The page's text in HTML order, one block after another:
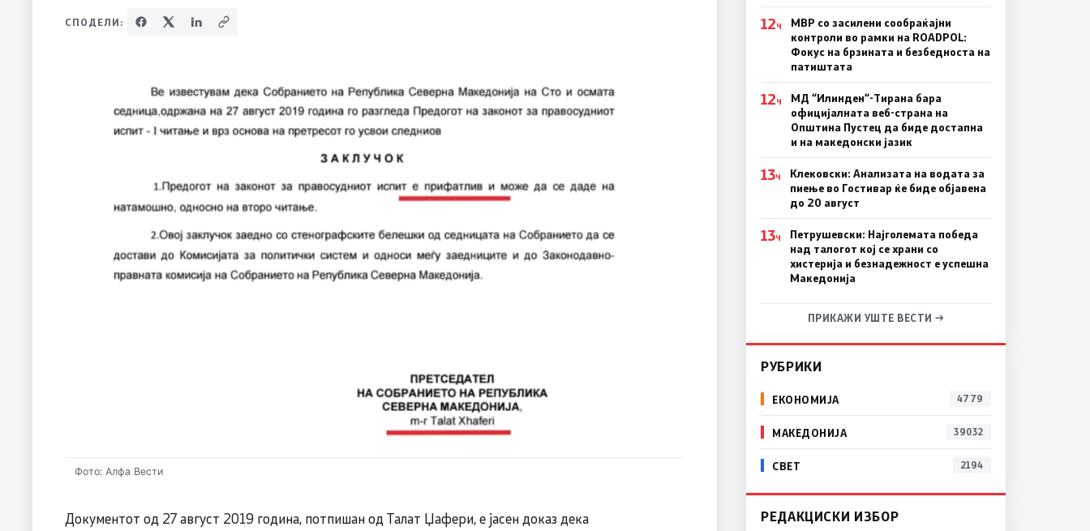
СПОДЕЛИ:
Фото: Алфа Вести
Документот од 27 август 2019 година, потпишан од Талат Џафери, е јасен доказ дека
12Ч
МВР со засилени сообраќајни
контроли во рамки на ROADPOL:
Фокус на брзината и безбедноста на
патиштата
12Ч
МД “Илинден“-Тирана бара
официјалната веб-страна на
Општина Пустец да биде достапна
и на македонски јазик
13Ч
Клековски: Анализата на водата за
пиење во Гостивар ќе биде објавена
до 20 август
13Ч
Петрушевски: Најголемата победа
над талогот кој се храни со
хистерија и безнадежност е успешна
Македонија
ПРИКАЖИ УШТЕ ВЕСТИ →
РУБРИКИ
ЕКОНОМИЈА 4779
МАКЕДОНИЈА 39032
СВЕТ 2194
РЕДАКЦИСКИ ИЗБОР